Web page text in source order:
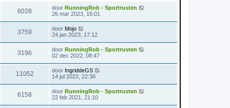
6028 door RunningRob - Sportrusten
26 mar 2023, 16:01
3759 door Mojo
24 jan 2023, 17:12
3196 door RunningRob - Sportrusten
02 dec 2022, 08:47
11052 door IngriddeGS
14 jul 2022, 22:36
6158 door RunningRob - Sportrusten
22 feb 2021, 21:10